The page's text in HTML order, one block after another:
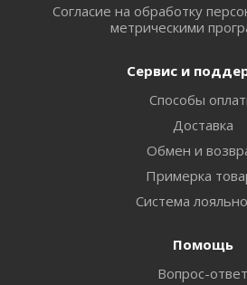
Согласие на обработку
метрическими
Сервис и
Способы
Доставка
Обмен и
Примерка
Система
Помощь
Вопрос-ответ